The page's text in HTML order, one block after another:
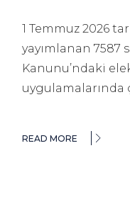
1 Temmuz 2026
yayımlanan 7587
Kanunu’ndaki
uygulamalarında
READ MORE